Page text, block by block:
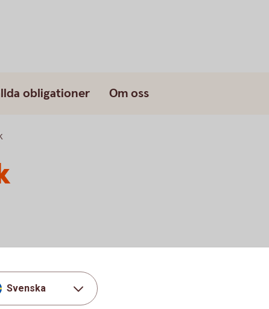
obligationer Om oss
Svenska